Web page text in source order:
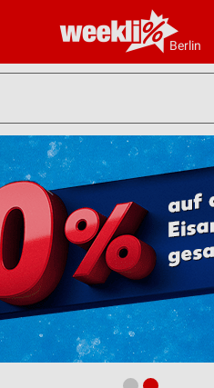
Berlin